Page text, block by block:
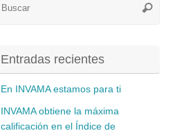
Buscar
Entradas recientes
En INVAMA estamos para ti
INVAMA obtiene la máxima
calificación en el Índice de